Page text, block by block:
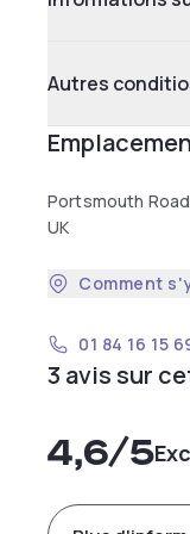
Autres
Portsmouth
UK
Comment
01 84 16 15
3 avis sur
4,6/5